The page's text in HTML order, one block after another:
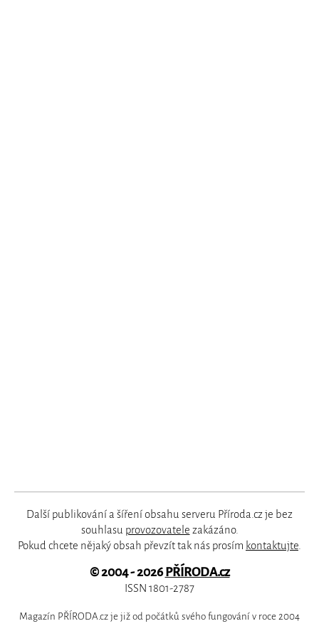
Další publikování a šíření obsahu serveru Příroda.cz je bez
souhlasu provozovatele zakázáno.
Pokud chcete nějaký obsah převzít tak nás prosím kontaktujte
© 2004 - 2026PŘÍRODA.cz
ISSN 1801-2787
Magazín PŘÍRODA.cz je již od počátků svého fungování v roce 2004